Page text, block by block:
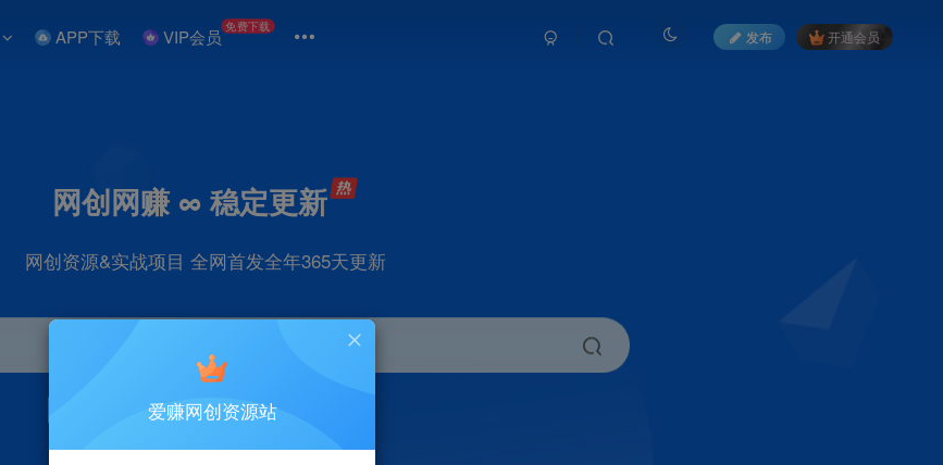
APP下载 VIP会员 免费下载
发布 开通会员
网创网赚 ∞ 稳定更新
网创资源&实战项目 全网首发全年365天更新
直播 剪辑 小红书
爱赚网创资源站